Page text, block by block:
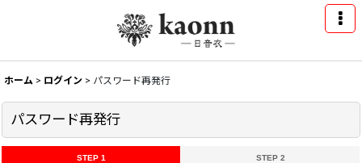
ホーム > ログイン > パスワード再発行
パスワード再発行
STEP 1 STEP 2